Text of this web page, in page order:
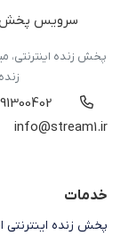
سرویس پخش
پخش زنده اینترنتی،
info@stream1.ir
خدمات
پخش زنده